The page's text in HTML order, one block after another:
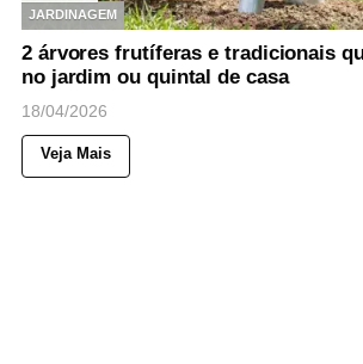
JARDINAGEM
2 árvores frutíferas e tradicionais
no jardim ou quintal de casa
18/04/2026
Veja Mais